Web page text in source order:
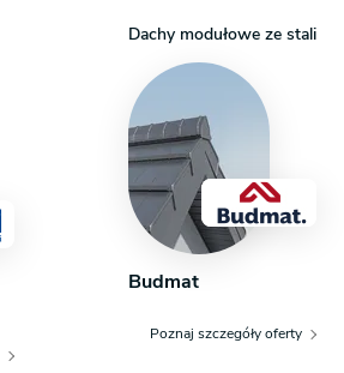
Dachy modułowe ze stali
Budmat
Poznaj szczegóły oferty